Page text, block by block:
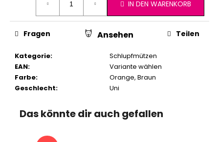
IN DEN WARENKORB
Kategorie:
Schlupfmützen
EAN:
Variante wählen
Farbe: Orange, Braun
Geschlecht: Uni
Fragen Ansehen Teilen
Das könnte dir auch gefallen